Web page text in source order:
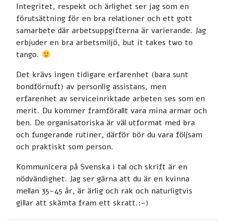
Integritet, respekt och ärlighet ser jag som en
förutsättning för en bra relationer och ett gott
samarbete där arbetsuppgifterna är varierande. Jag
erbjuder en bra arbetsmiljö, but it takes two to
tango.
Det krävs ingen tidigare erfarenhet (bara sunt
bondförnuft) av personlig assistans, men
erfarenhet av serviceinriktade arbeten ses som en
merit. Du kommer framförallt vara mina armar och
ben. De organisatoriska är väl utformat med bra
och fungerande rutiner, därför bör du vara följsam
och praktiskt som person.
Kommunicera på Svenska i tal och skrift är en
nödvändighet. Jag ser gärna att du är en kvinna
mellan 35-45 år, är ärlig och rak och naturligtvis
gillar att skämta fram ett skratt.:-)